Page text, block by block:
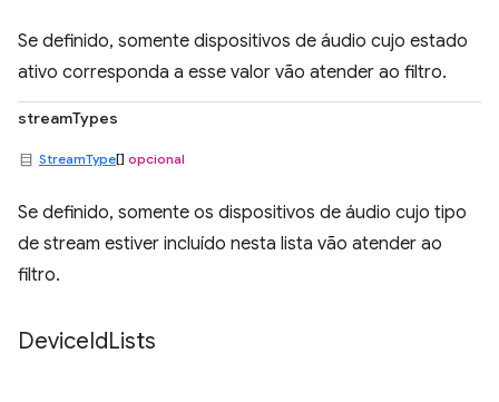
Se definido, somente dispositivos de áudio cujo estado
ativo corresponda a esse valor vão atender ao filtro.
streamTypes
StreamType[] opcional
Se definido, somente os dispositivos de áudio cujo tipo
de stream estiver incluído nesta lista vão atender ao
filtro.
DeviceIdLists